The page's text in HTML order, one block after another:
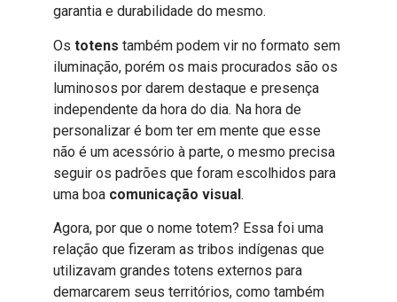
garantia e durabilidade do mesmo.
Os totens também podem vir no formato sem
iluminação, porém os mais procurados são os
luminosos por darem destaque e presença
independente da hora do dia. Na hora de
personalizar é bom ter em mente que esse
não é um acessório à parte, o mesmo precisa
seguir os padrões que foram escolhidos para
uma boa comunicação visual.
Agora, por que o nome totem? Essa foi uma
relação que fizeram as tribos indígenas que
utilizavam grandes totens externos para
demarcarem seus territórios, como também